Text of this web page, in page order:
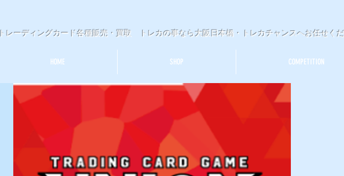
トレーディングカード各種販売・買取 トレカの事なら大阪日本橋・トレカチャンスへお任せく
HOME SHOP COMPETITION